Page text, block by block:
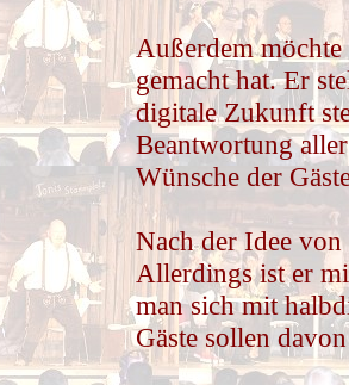
Außerdem
gemacht hat. Er
digitale Zukunft
Beantwortung
Wünsche der
Nach der Idee
Allerdings ist er
man sich mit
Gäste sollen